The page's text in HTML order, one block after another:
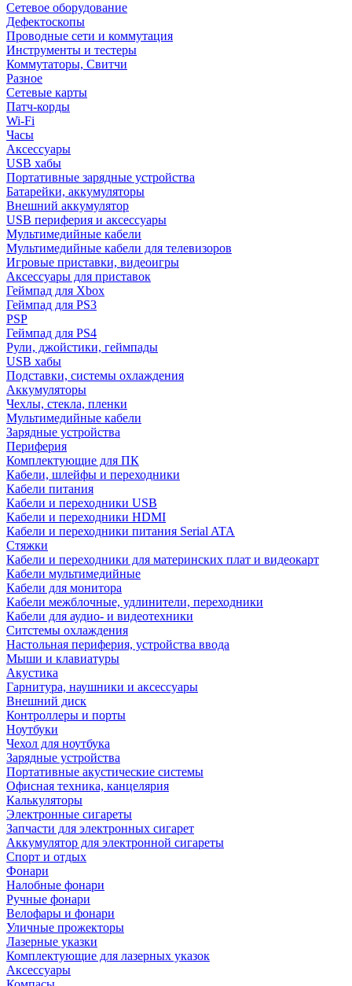
Сетевое оборудование
Дефектоскопы
Проводные сети и коммутация
Инструменты и тестеры
Коммутаторы, Свитчи
Разное
Сетевые карты
Патч-корды
Wi-Fi
Часы
Аксессуары
USB хабы
Портативные зарядные устройства
Батарейки, аккумуляторы
Внешний аккумулятор
USB периферия и аксессуары
Мультимедийные кабели
Мультимедийные кабели для телевизоров
Игровые приставки, видеоигры
Аксессуары для приставок
Геймпад для Xbox
Геймпад для PS3
PSP
Геймпад для PS4
Рули, джойстики, геймпады
USB хабы
Подставки, системы охлаждения
Аккумуляторы
Чехлы, стекла, пленки
Мультимедийные кабели
Зарядные устройства
Периферия
Комплектующие для ПК
Кабели, шлейфы и переходники
Кабели питания
Кабели и переходники USB
Кабели и переходники HDMI
Кабели и переходники питания Serial ATA
Стяжки
Кабели и переходники для материнских плат и видеокарт
Кабели мультимедийные
Кабели для монитора
Кабели межблочные, удлинители, переходники
Кабели для аудио- и видеотехники
Ситстемы охлаждения
Настольная периферия, устройства ввода
Мыши и клавиатуры
Акустика
Гарнитура, наушники и аксессуары
Внешний диск
Контроллеры и порты
Ноутбуки
Чехол для ноутбука
Зарядные устройства
Портативные акустические системы
Офисная техника, канцелярия
Калькуляторы
Электронные сигареты
Запчасти для электронных сигарет
Аккумулятор для электронной сигареты
Спорт и отдых
Фонари
Налобные фонари
Ручные фонари
Велофары и фонари
Уличные прожекторы
Лазерные указки
Комплектующие для лазерных указок
Аксессуары